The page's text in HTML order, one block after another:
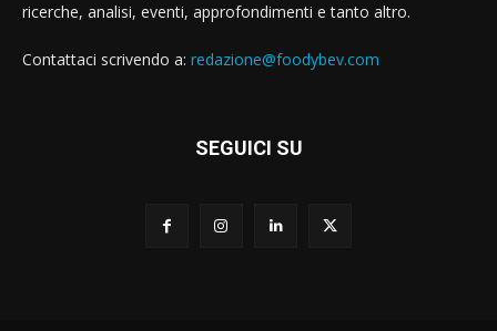
ricerche, analisi, eventi, approfondimenti e tanto altro.
Contattaci scrivendo a: redazione@foodybev.com
SEGUICI SU